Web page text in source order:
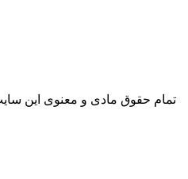
تمام حقوق مادی و معنوی این